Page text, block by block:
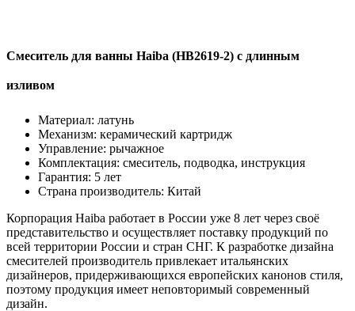
Смеситель для ванны Haiba (HB2619-2) с длинным
изливом
Материал: латунь
Механизм: керамический картридж
Управление: рычажное
Комплектация: смеситель, подводка, инструкция
Гарантия: 5 лет
Страна производитель: Китай
Корпорация Haiba работает в России уже 8 лет через своё
представительство и осуществляет поставку продукций по
всей территории России и стран СНГ. К разработке дизайна
смесителей производитель привлекает итальянских
дизайнеров, придерживающихся европейских канонов стиля,
поэтому продукция имеет неповторимый современный
дизайн.